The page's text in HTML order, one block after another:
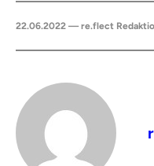
22.06.2022 — re.flect